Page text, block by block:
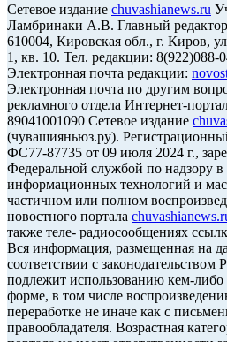
Сетевое издание chuvashianews.ru
Ламбринаки А.В. Главный
610004, Кировская обл., г. Киров,
1, кв. 10. Тел. редакции: 8(922)088-
Электронная почта редакции:
Электронная почта по другим
рекламного отдела Интернет-
89041001090 Сетевое издание
(чувашияньюз.ру).
ФС77-87735 от 09 июля 2024 г.,
Федеральной службой по надзору в
информационных технологий и
частичном или полном
новостного портала
также теле- радиосообщениях
Вся информация, размещенная на
соответствии с
подлежит использованию кем-
форме, в том числе
переработке не иначе как с
правообладателя. Возрастная